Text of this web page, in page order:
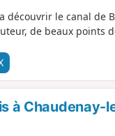
découvrir le canal de
de beaux points
à Chaudenay-